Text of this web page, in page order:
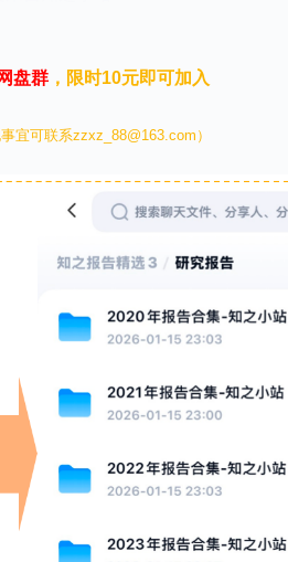
盘群 ，限时10元即可加入
宜可联系zzxz_88@163.com）